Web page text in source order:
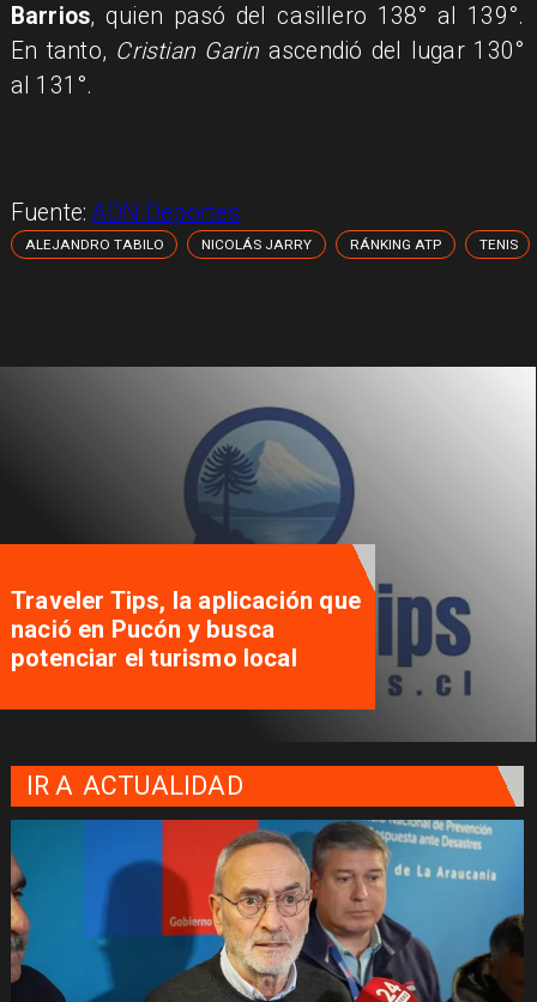
Barrios, quien pasó del casillero 138° al 139°.
En tanto, Cristian Garin ascendió del lugar 130°
al 131°.
Fuente:ADN Deportes
ALEJANDRO TABILO NICOLÁS JARRY RÁNKING ATP TENIS
Traveler Tips, la aplicación que
nació en Pucón y busca
potenciar el turismo local
IR A ACTUALIDAD